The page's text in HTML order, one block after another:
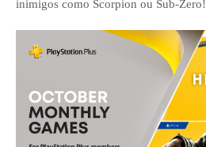
inimigos como Scorpion ou Sub-Zero!